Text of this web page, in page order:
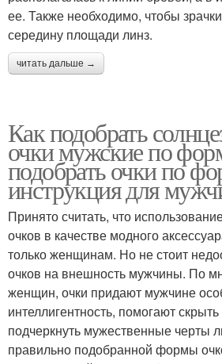
ее. Также необходимо, чтобы
середину площади линз.
читать дальше →
Как подобрать
очки мужские по
подобрать очки по
инструкция для
Принято считать, что
очков в качестве модного
только женщинам. Но не стоит
очков на внешность мужчины. По
женщин, очки придают мужчине
интеллигентность, помогают
подчеркнуть мужественные черты
правильно подобранной формы